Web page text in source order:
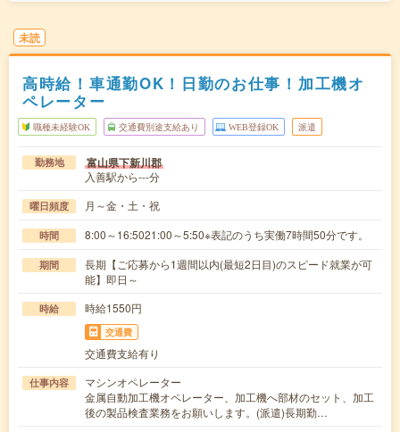
未読
高時給！車通勤OK！日勤のお仕事！加工機オ
ペレーター
職種未経験OK 交通費別途支給あり WEB登録OK 派遣
勤務地 富山県下新川郡
入善駅から---分
曜日頻度 月～金・土・祝
時間 8:00～16:5021:00～5:50※表記のうち実働7時間50分です。
期間
長期【ご応募から1週間以内(最短2日目)のスピード就業が可
能】即日～
時給 時給1550円
交通費
交通費支給有り
仕事内容
マシンオペレーター
金属自動加工機オペレーター、加工機へ部材のセット、加工
後の製品検査業務をお願いします。(派遣)長期勤…